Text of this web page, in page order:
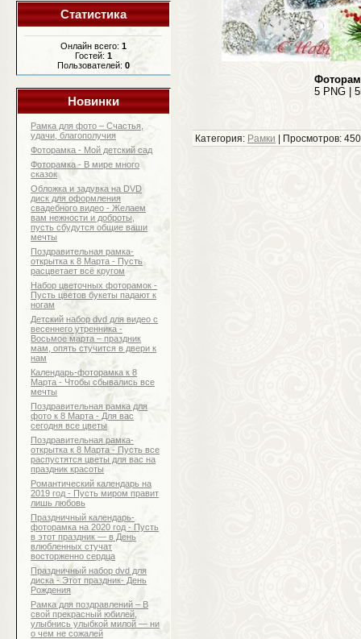
Статистика
Онлайн всего: 1
Гостей: 1
Пользователей: 0
Новинки
Рамка для фото – Счастья,
удачи, благополучия
Фоторамка - Мой детский сад
Фоторамка - В мире много
сказок
Обложка и задувка на DVD
диск для оформления
свадебного видео - Желаем
вам нежности и доброты,
пусть сбудутся общие ваши
мечты
Поздравительная рамка-
открытка к 8 Марта - Пусть
расцветает всё кругом
Набор цветочных фоторамок -
Пусть цветов букеты падают к
ногам
Детский набор dvd для видео с
весеннего утренника -
Восьмое марта – праздник
мам, опять стучится в двери к
нам
Календарь-фоторамка к 8
Марта - Чтобы сбывались все
мечты
Поздравительная рамка для
фото к 8 Марта - Для вас
сегодня все цветы
Поздравительная рамка-
открытка к 8 Марта - Пусть все
распустятся цветы для вас на
праздник красоты
Романтический календарь на
2019 год - Пусть миром правит
лишь любовь
Праздничный календарь-
фоторамка на 2020 год - Пусть
в этот праздник — в День
влюбленных стучат
восторженно сердца
Праздничный набор dvd для
диска - Этот праздник- День
Рождения
Рамка для поздравлений – В
свой прекрасный юбилей,
улыбнись улыбкой милой — ни
о чем не сожалей
5 PNG |
Категория: Рамки | Просмотров: